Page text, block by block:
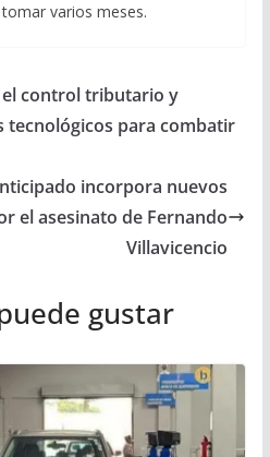
varios meses.
control tributario y
tecnológicos para combatir
incorpora nuevos
el asesinato de Fernando
Villavicencio
gustar